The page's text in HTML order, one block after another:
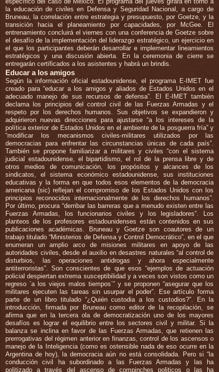
la educación de civiles en Defensa y Seguridad Nacional, a cargo de
Bruneau, la correlación entre estrategia y presupuesto, por Goetze, y la
transición hacia el planeamiento por capacidades, por McGee. El
entrenamiento concluirá el viernes con una conferencia de Goetze sobre
el desafío de la implementación del liderazgo estratégico, un ejercicio en
el que los participantes deberán desarrollar e implementar lineamientos
estratégicos y una discusión abierta. En la ceremonia de cierre se
entregarán certificados a los asistentes y habrá un brindis.
Educar a los amigos
Según la información oficial estadounidense, el programa E-IMET fue
creado para “educar a los amigos y aliados de Estados Unidos en el
adecuado manejo de sus recursos de defensa”. El E-IMET también
declama los principios del control civil de las Fuerzas Armadas y el
respeto por los derechos humanos. Sus objetivos se expandieron y
adquirieron nuevas direcciones para ajustarse “a los intereses de la
política exterior de Estados Unidos en el ambiente de la posguerra fría” y
“modificar los mecanismos civiles-militares utilizados por las
democracias para enfrentar las circunstancias únicas de cada país”.
También se propone familiarizar a militares y civiles “con el sistema
judicial estadounidense, el bipartidismo, el rol de la prensa libre y de
otros medios de comunicación, los propósitos y alcances de los
sindicatos, el sistema económico estadounidense, sus instituciones
educativas y la forma en que todos esos elementos de la democracia
americana (sic) reflejan el compromiso de los Estados Unidos con los
principios reconocidos internacionalmente de los derechos humanos”.
Por último, procura “derribar las barreras que a menudo existen entre las
Fuerzas Armadas, los funcionarios civiles y los legisladores”. Los
planteos de los profesores estadounidenses están contenidos en sus
publicaciones académicas. Bruneau y Goetze son coautores de un
trabajo titulado “Ministerios de Defensa y Control Democrático”, en el que
enumeran un amplio arco de misiones militares en apoyo de las
autoridades civiles, desde el auxilio en desastres naturales “al control de
disturbios, las operaciones antidrogas y ahora especialmente
antiterroristas”. Son conscientes de que esos “ejemplos de actuación
policial despiertan extrema susceptibilidad y a veces son vistos como un
regreso `a los viejos malos tiempos`” y se proponen “asegurar que los
militares ejecuten las tareas sin usurpar el poder”. Ese artículo forma
parte de un libro titulado “¿Quién custodia a los custodios?”. En la
introducción, firmada por Bruneau como editor de la recopilación, se
afirma que en la tercera ola de democratización uno de los mayores
desafíos es lograr el equilibrio entre los sectores civil y militar. Si la
balanza se inclina en favor de las Fuerzas Armadas, que retienen las
prerrogativas del régimen anterior en finanzas, control de los ascensos o
manejo de la Inteligencia (como es ostensible nada de eso ocurre en la
Argentina de hoy), la democracia aún no está consolidada. Pero si “la
conducción civil ha subordinado a las Fuerzas Armadas y las ha
politizado a través del ascenso de compinches politicos o las ha